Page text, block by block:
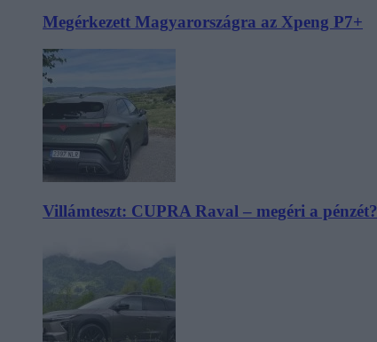
Megérkezett Magyarországra az Xpeng P7+
Villámteszt: CUPRA Raval – megéri a pénzét?